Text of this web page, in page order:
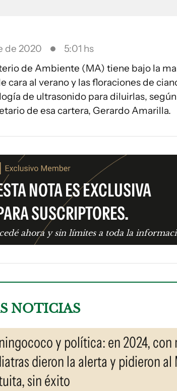
de 2020
5:01 hs
de Ambiente (MA) tiene bajo la
cara al verano y las floraciones de
de ultrasonido para diluirlas,
de esa cartera, Gerardo Amarilla.
NOTA ES EXCLUSIVA
SUSCRIPTORES.
ahora y sin límites a toda la
NOTICIAS
y política: en 2024, con
dieron la alerta y pidieron
sin éxito